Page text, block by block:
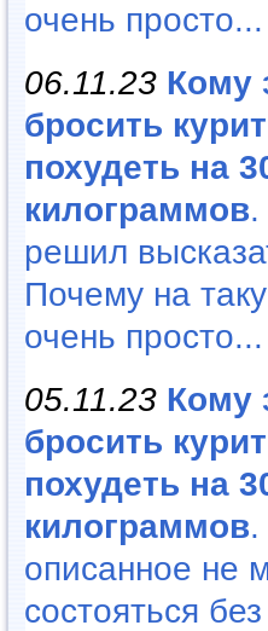
очень просто...
06.11.23 Кому
бросить
похудеть на
килограммов
решил
Почему на
очень просто...
05.11.23 Кому
бросить
похудеть на
килограммов
описанное не
состояться